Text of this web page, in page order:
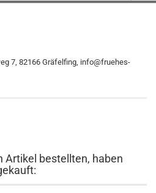
7, 82166 Gräfelfing, info@fruehes-
Artikel bestellten, haben